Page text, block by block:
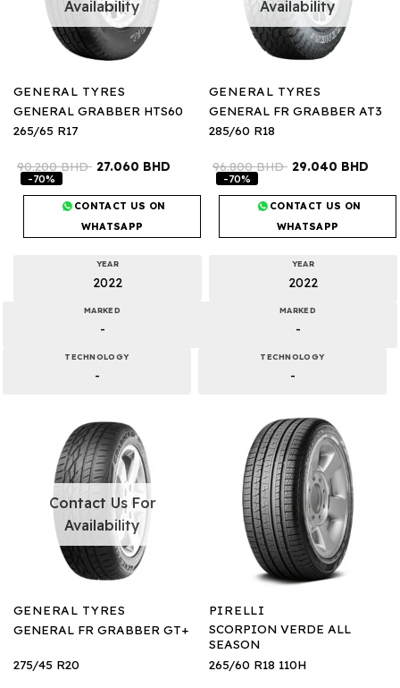
Availability
GENERAL TYRES
GENERAL FR GRABBER AT3
285/60 R18
96.800BHD 29.040 BHD
-70%
CONTACT US ON
WHATSAPP
YEAR
2022
MARKED
-
TECHNOLOGY
-
Availability
GENERAL TYRES
GENERAL GRABBER HTS60
265/65 R17
90.200BHD 27.060 BHD
-70%
CONTACT US ON
WHATSAPP
YEAR
2022
MARKED
-
TECHNOLOGY
-
PIRELLI
SCORPION VERDE ALL
SEASON
265/60 R18 110H
Contact Us For
Availability
GENERAL TYRES
GENERAL FR GRABBER GT+
275/45 R20